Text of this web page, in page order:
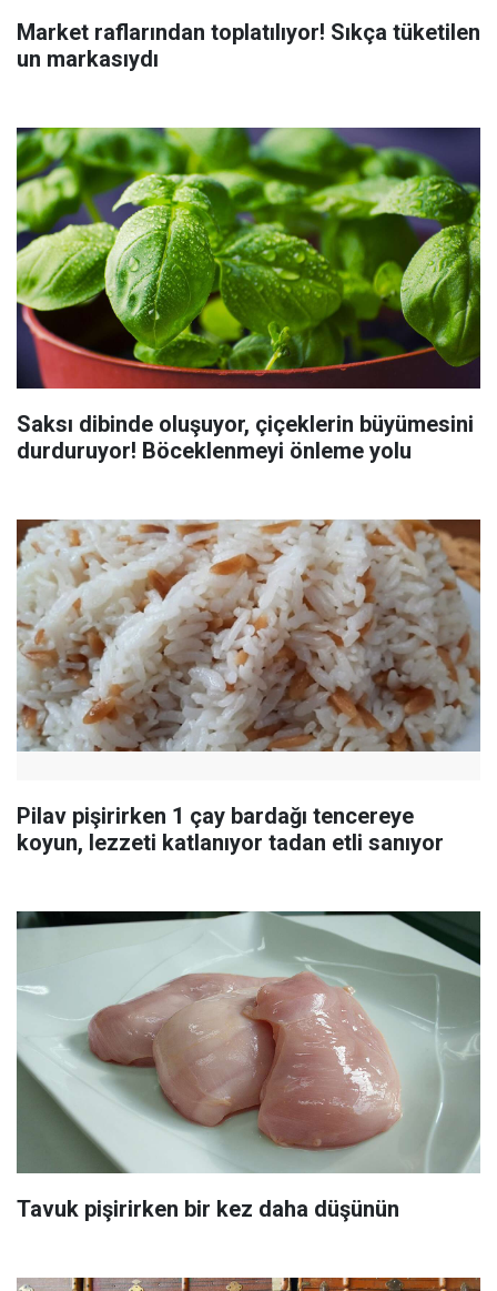
Market raflarından toplatılıyor! Sıkça tüketilen
un markasıydı
Saksı dibinde oluşuyor, çiçeklerin büyümesini
durduruyor! Böceklenmeyi önleme yolu
Pilav pişirirken 1 çay bardağı tencereye
koyun, lezzeti katlanıyor tadan etli sanıyor
Tavuk pişirirken bir kez daha düşünün